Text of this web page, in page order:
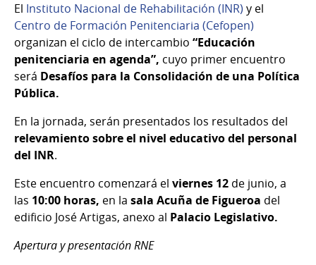
Jun
del
2026
El Instituto Nacional de Rehabilitación (INR) y el
Centro de Formación Penitenciaria (Cefopen)
organizan el ciclo de intercambio “Educación
penitenciaria en agenda”, cuyo primer encuentro
será Desafíos para la Consolidación de una Política
Pública.
En la jornada, serán presentados los resultados del
relevamiento sobre el nivel educativo del personal
del INR.
Este encuentro comenzará el viernes 12 de junio, a
las 10:00 horas, en la sala Acuña de Figueroa del
edificio José Artigas, anexo al Palacio Legislativo.
Apertura y presentación RNE